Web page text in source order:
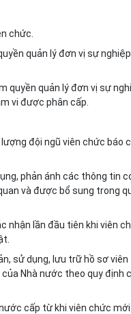
chức.
quản lý đơn vị sự nghiệp
quyền quản lý đơn vị sự
vi được phân cấp.
đội ngũ viên chức báo
phản ánh các thông tin
và được bổ sung trong
nhận lần đầu tiên khi viên
sử dụng, lưu trữ hồ sơ viên
Nhà nước theo quy định
cấp từ khi viên chức mới